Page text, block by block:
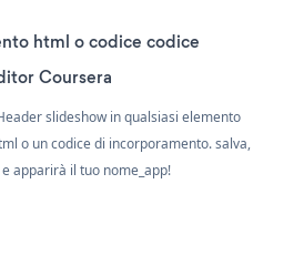
html o codice codice
Coursera
slideshow in qualsiasi elemento
o un codice di incorporamento. salva,
apparirà il tuo nome_app!